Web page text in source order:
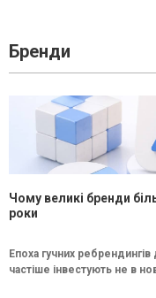
Бренди
Чому великі бренди
роки
Епоха гучних
частіше інвестують не в